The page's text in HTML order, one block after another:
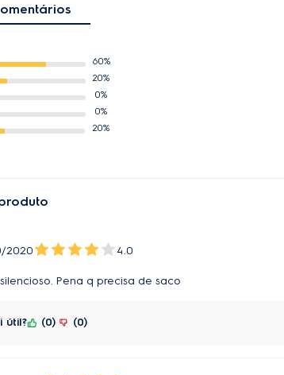
60%
20%
0%
0%
20%
2020 4.0
Pena q precisa de saco
útil? 0 0